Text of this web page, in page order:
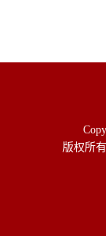
版权所